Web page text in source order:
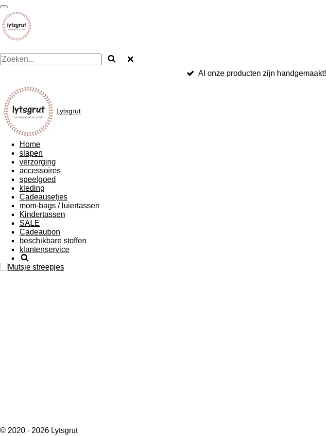
Ga
direct
naar
de
Al onze producten zijn handgemaakt!
Lytsgrut
Home
slapen
verzorging
accessoires
speelgoed
kleding
Cadeausetjes
mom-bags / luiertassen
Kindertassen
SALE
Cadeaubon
beschikbare stoffen
klantenservice
© 2020 - 2026 Lytsgrut